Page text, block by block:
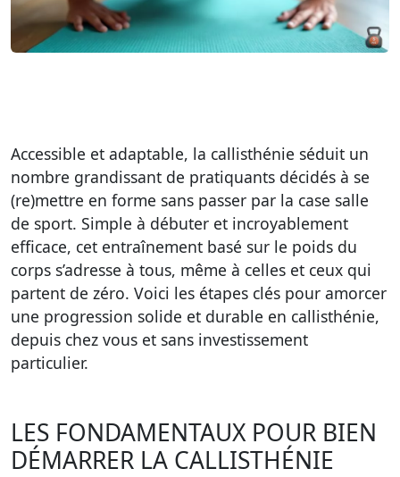
Accessible et adaptable, la callisthénie séduit un
nombre grandissant de pratiquants décidés à se
(re)mettre en forme sans passer par la case salle
de sport. Simple à débuter et incroyablement
efficace, cet entraînement basé sur le poids du
corps s’adresse à tous, même à celles et ceux qui
partent de zéro. Voici les étapes clés pour amorcer
une progression solide et durable en callisthénie,
depuis chez vous et sans investissement
particulier.
LES FONDAMENTAUX POUR BIEN
DÉMARRER LA CALLISTHÉNIE